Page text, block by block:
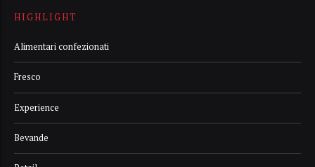
HIGHLIGHT
Alimentari confezionati
Fresco
Experience
Bevande